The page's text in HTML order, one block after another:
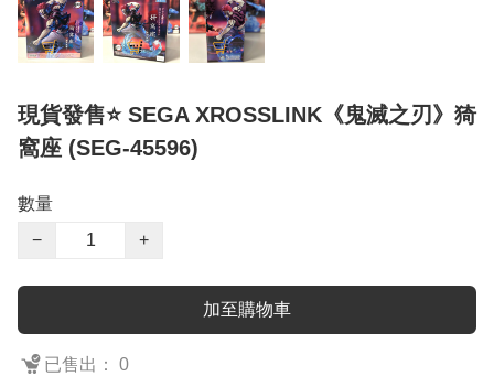
現貨發售⭐ SEGA XROSSLINK《鬼滅之刃》猗
窩座 (SEG-45596)
數量
−
+
加至購物車
已售出： 0